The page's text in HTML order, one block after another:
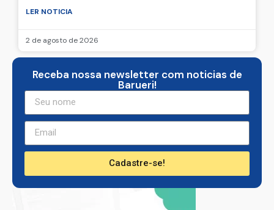
LER NOTICIA
2 de agosto de 2026
Receba nossa newsletter com noticias de
Barueri!
Cadastre-se!